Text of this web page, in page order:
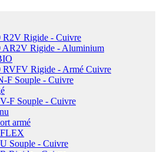
R2V Rigide - Cuivre
AR2V Rigide - Aluminium
RVFV Rigide - Armé Cuivre
F Souple - Cuivre
F Souple - Cuivre
armé
Souple - Cuivre